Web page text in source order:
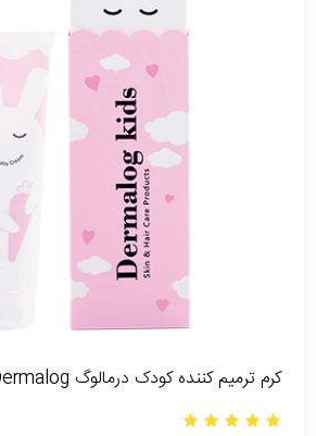
کرم ترمیم کننده کودک درمالوگ Dermalog